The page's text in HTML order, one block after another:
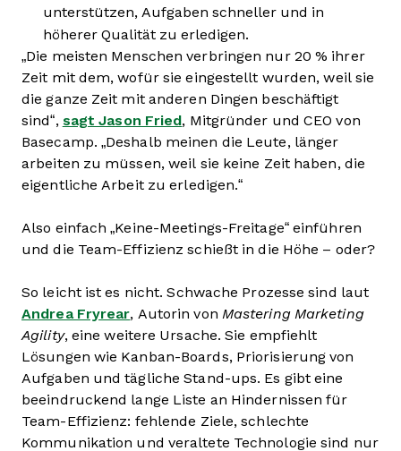
unterstützen, Aufgaben schneller und in
höherer Qualität zu erledigen.
„Die meisten Menschen verbringen nur 20 % ihrer
Zeit mit dem, wofür sie eingestellt wurden, weil sie
die ganze Zeit mit anderen Dingen beschäftigt
sind“, sagt Jason Fried, Mitgründer und CEO von
Basecamp. „Deshalb meinen die Leute, länger
arbeiten zu müssen, weil sie keine Zeit haben, die
eigentliche Arbeit zu erledigen.“
Also einfach „Keine-Meetings-Freitage“ einführen
und die Team-Effizienz schießt in die Höhe – oder?
So leicht ist es nicht. Schwache Prozesse sind laut
Andrea Fryrear, Autorin von Mastering Marketing
Agility, eine weitere Ursache. Sie empfiehlt
Lösungen wie Kanban-Boards, Priorisierung von
Aufgaben und tägliche Stand-ups. Es gibt eine
beeindruckend lange Liste an Hindernissen für
Team-Effizienz: fehlende Ziele, schlechte
Kommunikation und veraltete Technologie sind nur